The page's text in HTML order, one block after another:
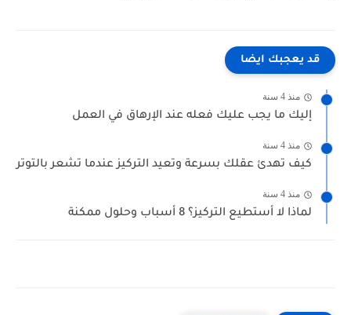
قد يعجبك ايضا
منذ 4 سنة
إليك ما يجب عليك فعله عند الإرهاق في العمل
منذ 4 سنة
كيف تهدئ عقلك بسرعة وتعيد التركيز عندما تشعر بالتوتر
منذ 4 سنة
لماذا لا أستطيع التركيز؟ 8 أسباب وحلول ممكنة